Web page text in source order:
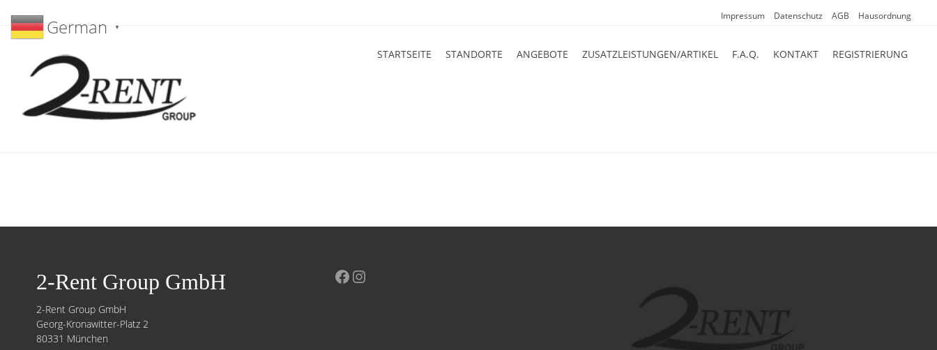
Impressum Datenschutz AGB Hausordnung
STARTSEITE STANDORTE ANGEBOTE ZUSATZLEISTUNGEN/ARTIKEL F.A.Q. KONTAKT REGISTRIERUNG
2-Rent Group GmbH
2-Rent Group GmbH
Georg-Kronawitter-Platz 2
80331 München
Facebook
Instagram
German ▼